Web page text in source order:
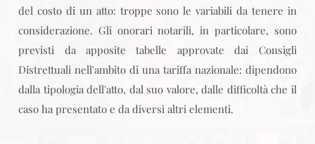
del costo di un atto: troppe sono le variabili da tenere in
considerazione. Gli onorari notarili, in particolare, sono
previsti da apposite tabelle approvate dai Consigli
Distrettuali nell'ambito di una tariffa nazionale: dipendono
dalla tipologia dell'atto, dal suo valore, dalle difficoltà che il
caso ha presentato e da diversi altri elementi.